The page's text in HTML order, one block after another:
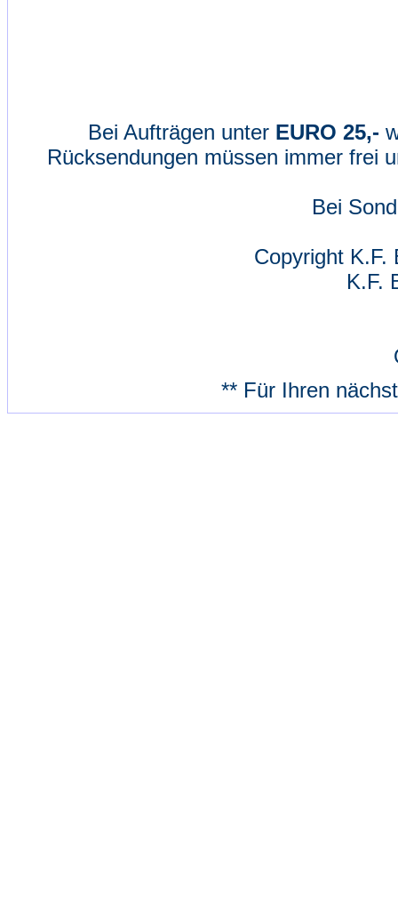
Bei Aufträgen unter EURO 25,-
Rücksendungen müssen immer frei
Bei
Copyright
K.F.
** Für Ihren